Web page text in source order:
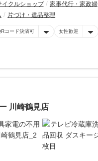
イクルショップ
家事代行・家政婦
片づけ・遺品整理
コード決済可 女性歓迎
川崎鶴見店